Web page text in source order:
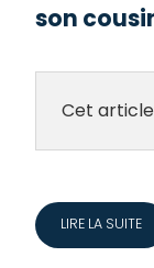
son
Cet
LIRE LA SUITE